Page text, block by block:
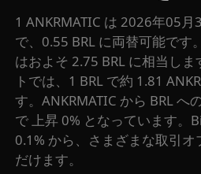
1 ANKRMATIC は 2026年05月
で、0.55 BRL に両替可能です
はおよそ 2.75 BRL に相当し
トでは、1 BRL で約 1.81
す。ANKRMATIC から BRL へ
で 上昇 0% となっています。
0.1% から、さまざまな取引オ
だけます。